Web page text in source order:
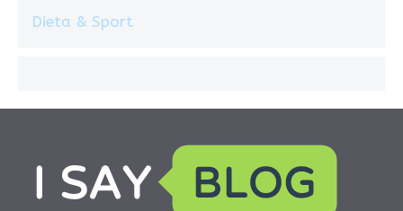
Dieta & Sport